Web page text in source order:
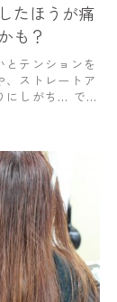
たほうが痛
も？
とテンションを
、ストレートア
にしがち… でも